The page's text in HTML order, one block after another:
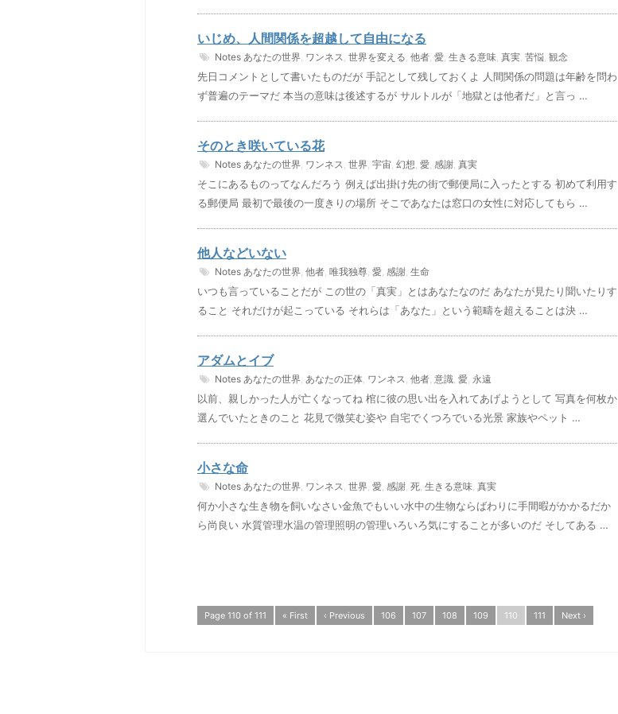
いじめ、人間関係を超越して自由になる
Notes あなたの世界, ワンネス, 世界を変える, 他者, 愛, 生きる意味, 真実, 苦悩, 観念
先日コメントとして書いたものだが 手記として残しておくよ 人間関係の問題は年齢を問わ
ず普遍のテーマだ 本当の意味は後述するが サルトルが「地獄とは他者だ」と言っ …
そのとき咲いている花
Notes あなたの世界, ワンネス, 世界, 宇宙, 幻想, 愛, 感謝, 真実
そこにあるものってなんだろう 例えば出掛け先の街で郵便局に入ったとする 初めて利用す
る郵便局 最初で最後の一度きりの場所 そこであなたは窓口の女性に対応してもら …
他人などいない
Notes あなたの世界, 他者, 唯我独尊, 愛, 感謝, 生命
いつも言っていることだが この世の「真実」とはあなたなのだ あなたが見たり聞いたりす
ること それだけが起こっている それらは「あなた」という範疇を超えることは決 …
アダムとイブ
Notes あなたの世界, あなたの正体, ワンネス, 他者, 意識, 愛, 永遠
以前、親しかった人が亡くなってね 棺に彼の思い出を入れてあげようとして 写真を何枚か
選んでいたときのこと 花見で微笑む姿や 自宅でくつろでいる光景 家族やペット …
小さな命
Notes あなたの世界, ワンネス, 世界, 愛, 感謝, 死, 生きる意味, 真実
何か小さな生き物を飼いなさい金魚でもいい水中の生物ならばわりに手間暇がかかるだか
ら尚良い 水質管理水温の管理照明の管理いろいろ気にすることが多いのだ そしてある …
Page 110 of 111 « First ‹ Previous 106 107 108 109 110 111 Next ›